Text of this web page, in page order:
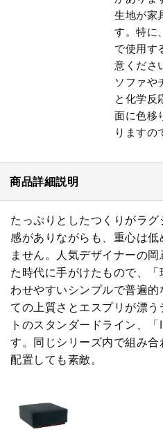
生地が家
す。特に
で使用す
意くださ
ソファや
と化学反
面に色移
りますの
商品詳細説明
たっぷりとしたつくりがラ
感がありながらも、重心は
ません。人気デザイナーの
た時代に手がけたもので、
わせやすいシンプルで普遍
ての上質さとエスプリが漂
トのスタンダードライン、
す。同じシリーズ内で組み
配置しても素敵。